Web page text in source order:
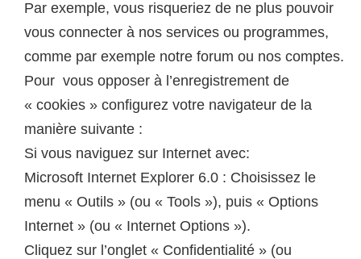
Par exemple, vous risqueriez de ne plus pouvoir
vous connecter à nos services ou programmes,
comme par exemple notre forum ou nos comptes.
Pour vous opposer à l’enregistrement de
« cookies » configurez votre navigateur de la
manière suivante :
Si vous naviguez sur Internet avec:
Microsoft Internet Explorer 6.0 : Choisissez le
menu « Outils » (ou « Tools »), puis « Options
Internet » (ou « Internet Options »).
Cliquez sur l’onglet « Confidentialité » (ou